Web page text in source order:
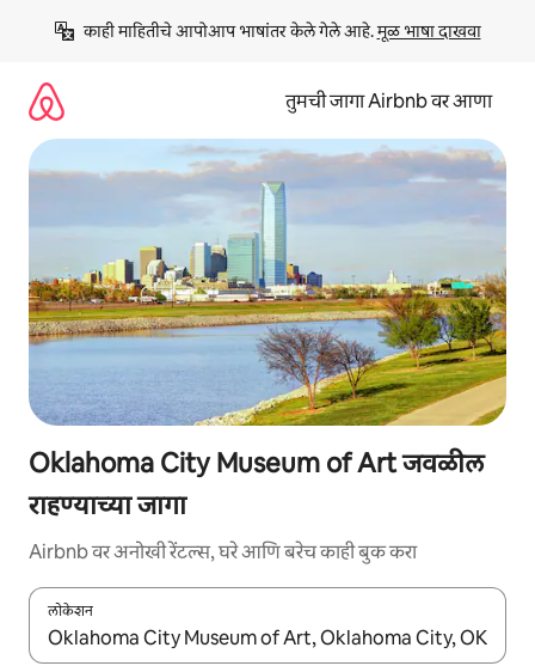
काही माहितीचे आपोआप भाषांतर केले गेले आहे. मूळ भाषा दाखवा
तुमची जागा Airbnb वर आणा
Oklahoma City Museum of Art जवळील
राहण्याच्या जागा
Airbnb वर अनोखी रेंटल्स, घरे आणि बरेच काही बुक करा
लोकेशन
जेव्हा परिणाम उपलब्ध असतील, तेव्हा वरच्या आणि खाली बाणांच्या किजसह